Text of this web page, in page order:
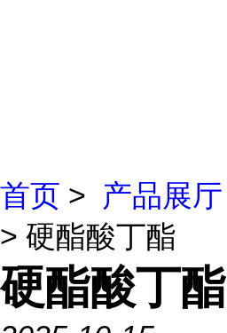
首页 > 产品展厅
> 硬酯酸丁酯
硬酯酸丁酯